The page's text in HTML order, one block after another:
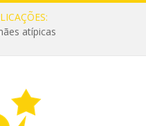
atípicas